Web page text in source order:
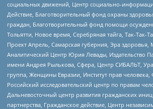
социальных движений, Центр социально-
Действие, Благотворительный фонд охраны
граждан, Благотворительный фонд помощи
Тольятти, Новое время, Серебряная тайга, Так-Так-
Проект Апрель, Самарская губерния, Эра здоровья,
Аналитический Центр Юрия Левады, Издательство
имени Андрея Рылькова, Сфера, Центр СИБАЛЬТ,
группа, Женщины Евразии, Институт прав человека,
Российский исследовательский центр по правам
Дальневосточный центр развития гражданских
партнерства, Гражданское действие, Центр